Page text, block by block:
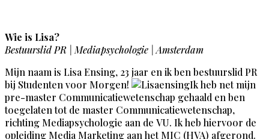
Wie is Lisa?
Bestuurslid PR | Mediapsychologie | Amsterdam
Mijn naam is Lisa Ensing, 23 jaar en ik ben bestuurslid PR
bij Studenten voor Morgen!
Ik heb net mijn
pre-master Communicatiewetenschap gehaald en ben
toegelaten tot de master Communicatiewetenschap,
richting Mediapsychologie aan de VU. Ik heb hiervoor de
opleiding Media Marketing aan het MIC (HVA) afgerond.